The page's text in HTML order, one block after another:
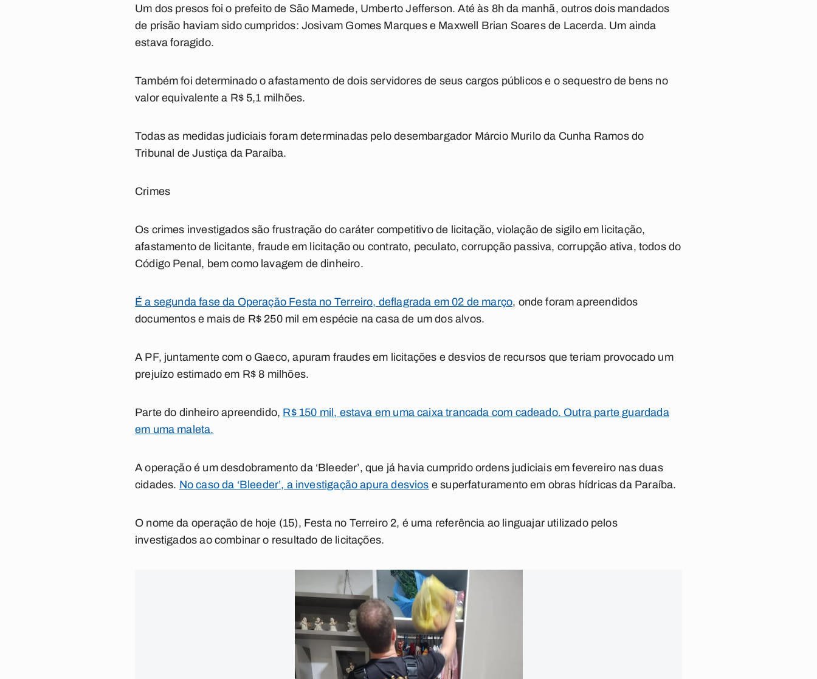
Um dos presos foi o prefeito de São Mamede, Umberto Jefferson. Até às 8h da manhã, outros dois mandados
de prisão haviam sido cumpridos: Josivam Gomes Marques e Maxwell Brian Soares de Lacerda. Um ainda
estava foragido.
Também foi determinado o afastamento de dois servidores de seus cargos públicos e o sequestro de bens no
valor equivalente a R$ 5,1 milhões.
Todas as medidas judiciais foram determinadas pelo desembargador Márcio Murilo da Cunha Ramos do
Tribunal de Justiça da Paraíba.
Crimes
Os crimes investigados são frustração do caráter competitivo de licitação, violação de sigilo em licitação,
afastamento de licitante, fraude em licitação ou contrato, peculato, corrupção passiva, corrupção ativa, todos do
Código Penal, bem como lavagem de dinheiro.
É a segunda fase da Operação Festa no Terreiro, deflagrada em 02 de março, onde foram apreendidos
documentos e mais de R$ 250 mil em espécie na casa de um dos alvos.
A PF, juntamente com o Gaeco, apuram fraudes em licitações e desvios de recursos que teriam provocado um
prejuízo estimado em R$ 8 milhões.
Parte do dinheiro apreendido, R$ 150 mil, estava em uma caixa trancada com cadeado. Outra parte guardada
em uma maleta.
A operação é um desdobramento da ‘Bleeder’, que já havia cumprido ordens judiciais em fevereiro nas duas
cidades. No caso da ‘Bleeder’, a investigação apura desvios e superfaturamento em obras hídricas da Paraíba.
O nome da operação de hoje (15), Festa no Terreiro 2, é uma referência ao linguajar utilizado pelos
investigados ao combinar o resultado de licitações.